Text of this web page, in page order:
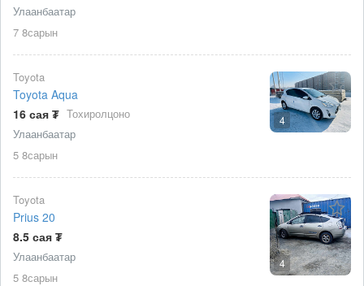
Улаанбаатар
7 8сарын
4
Toyota
Toyota Aqua
16 сая ₮ Тохиролцоно
Улаанбаатар
5 8сарын
4
Toyota
Prius 20
8.5 сая ₮
Улаанбаатар
5 8сарын